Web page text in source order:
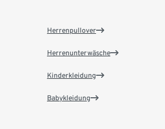
Herrenpullover
Herrenunterwäsche
Kinderkleidung
Babykleidung